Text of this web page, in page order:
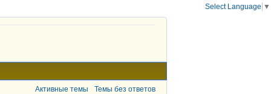
Активные темы Темы без ответов
Select Language ▼